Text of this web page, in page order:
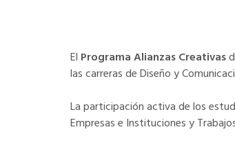
El Programa Alianzas Creativas
las carreras de Diseño y
La participación activa de los
Empresas e Instituciones y